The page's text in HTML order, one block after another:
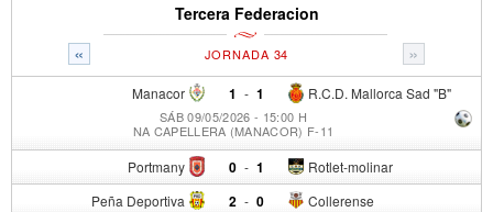
Tercera Federacion
« »
JORNADA 34
Manacor 1 - R.C.D. Mallorca Sad "B"
1
SÁB 09/05/2026 - 15:00 H
NA CAPELLERA (MANACOR) F-11
Portmany 0 - Rotlet-molinar
1
Peña Deportiva 2 - Collerense
0